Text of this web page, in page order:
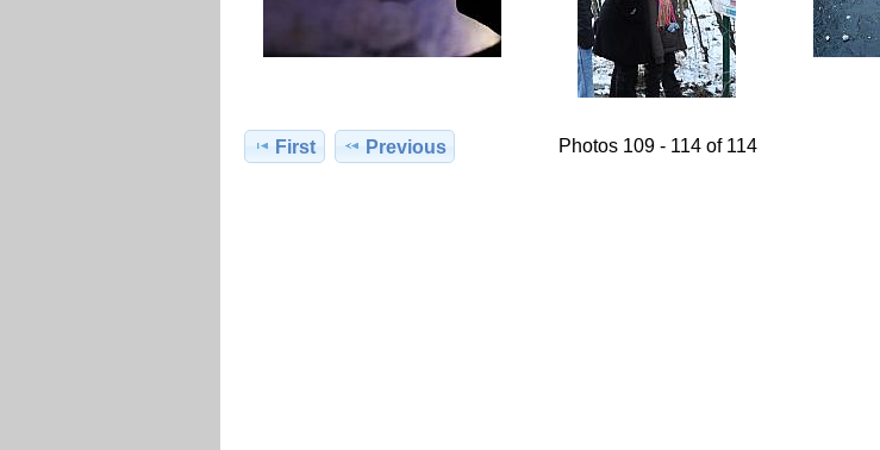
First Previous Photos 109 - 114 of 114